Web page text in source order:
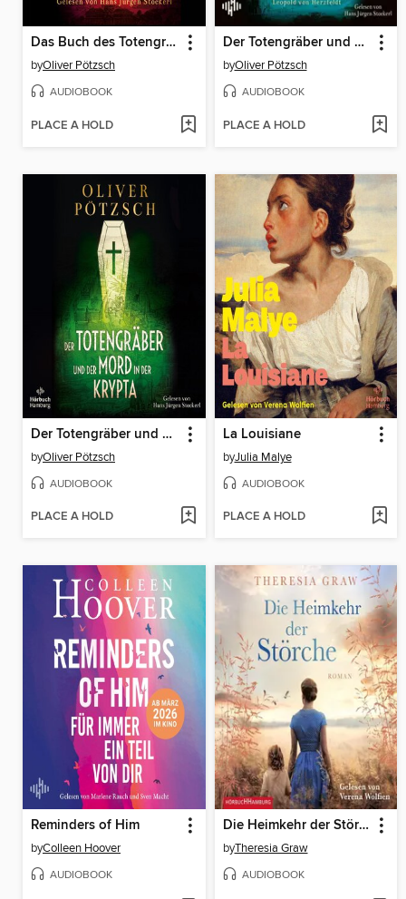
Das Buch des Totengräbers (Die Totengräber-Serie 1)
byOliver Pötzsch
AUDIOBOOK
PLACE A HOLD
Der Totengräber und die Pratermorde (Die Totengräber-Serie 4)
byOliver Pötzsch
AUDIOBOOK
PLACE A HOLD
Der Totengräber und der Mord in der Krypta (Die Totengräber-Serie 3)
byOliver Pötzsch
AUDIOBOOK
PLACE A HOLD
La Louisiane
byJulia Malye
AUDIOBOOK
PLACE A HOLD
Reminders of Him
byColleen Hoover
AUDIOBOOK
Die Heimkehr der Störche (Die Gutsherrin-Saga 2)
byTheresia Graw
AUDIOBOOK